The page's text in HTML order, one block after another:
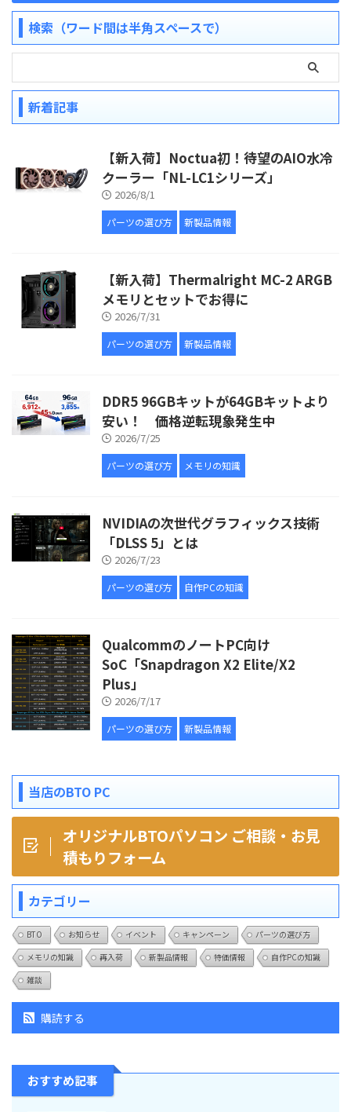
検索（ワード間は半角スペースで）
新着記事
【新入荷】Noctua初！待望のAIO水冷
クーラー「NL-LC1シリーズ」
2026/8/1
パーツの選び方 新製品情報
【新入荷】Thermalright MC-2 ARGB
メモリとセットでお得に
2026/7/31
パーツの選び方 新製品情報
DDR5 96GBキットが64GBキットより
安い！ 価格逆転現象発生中
2026/7/25
パーツの選び方 メモリの知識
NVIDIAの次世代グラフィックス技術
「DLSS 5」とは
2026/7/23
パーツの選び方 自作PCの知識
QualcommのノートPC向け
SoC「Snapdragon X2 Elite/X2
Plus」
2026/7/17
パーツの選び方 新製品情報
当店のBTO PC
オリジナルBTOパソコン ご相談・お見
積もりフォーム
カテゴリー
BTO お知らせ イベント キャンペーン
パーツの選び方
メモリの知識
再入荷 新製品情報 特価情報
自作PCの知識
雑談
購読する
おすすめ記事